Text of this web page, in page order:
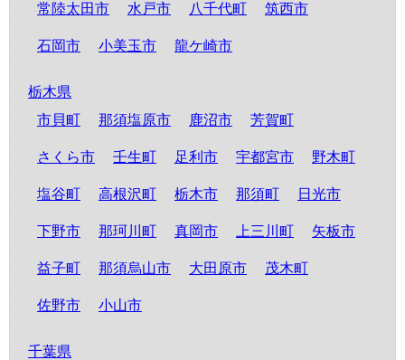
常陸太田市 水戸市 八千代町 筑西市
石岡市 小美玉市 龍ケ崎市
栃木県
市貝町
那須塩原市 鹿沼市 芳賀町
さくら市 壬生町 足利市 宇都宮市 野木町
塩谷町 高根沢町 栃木市 那須町 日光市
下野市 那珂川町 真岡市 上三川町 矢板市
益子町 那須烏山市 大田原市 茂木町
佐野市 小山市
千葉県